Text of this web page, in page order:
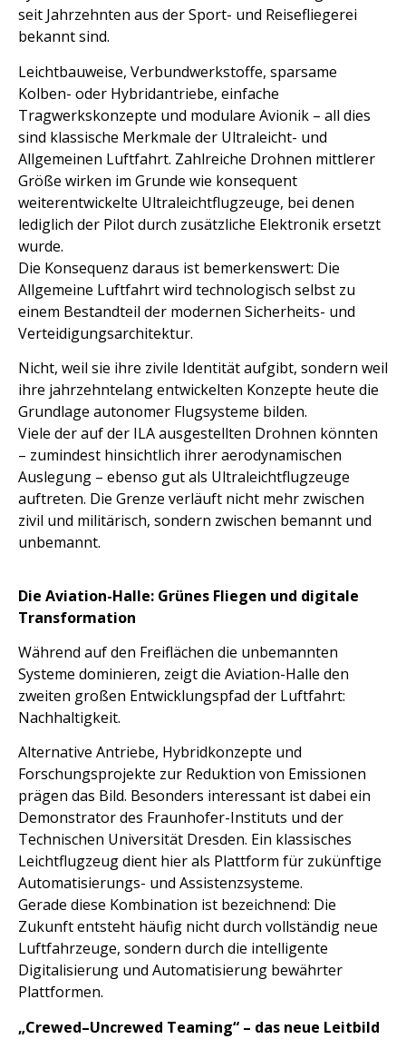
seit Jahrzehnten aus der Sport- und Reisefliegerei
bekannt sind.
Leichtbauweise, Verbundwerkstoffe, sparsame
Kolben- oder Hybridantriebe, einfache
Tragwerkskonzepte und modulare Avionik – all dies
sind klassische Merkmale der Ultraleicht- und
Allgemeinen Luftfahrt. Zahlreiche Drohnen mittlerer
Größe wirken im Grunde wie konsequent
weiterentwickelte Ultraleichtflugzeuge, bei denen
lediglich der Pilot durch zusätzliche Elektronik ersetzt
wurde.
Die Konsequenz daraus ist bemerkenswert: Die
Allgemeine Luftfahrt wird technologisch selbst zu
einem Bestandteil der modernen Sicherheits- und
Verteidigungsarchitektur.
Nicht, weil sie ihre zivile Identität aufgibt, sondern weil
ihre jahrzehntelang entwickelten Konzepte heute die
Grundlage autonomer Flugsysteme bilden.
Viele der auf der ILA ausgestellten Drohnen könnten
– zumindest hinsichtlich ihrer aerodynamischen
Auslegung – ebenso gut als Ultraleichtflugzeuge
auftreten. Die Grenze verläuft nicht mehr zwischen
zivil und militärisch, sondern zwischen bemannt und
unbemannt.
Die Aviation-Halle: Grünes Fliegen und digitale
Transformation
Während auf den Freiflächen die unbemannten
Systeme dominieren, zeigt die Aviation-Halle den
zweiten großen Entwicklungspfad der Luftfahrt:
Nachhaltigkeit.
Alternative Antriebe, Hybridkonzepte und
Forschungsprojekte zur Reduktion von Emissionen
prägen das Bild. Besonders interessant ist dabei ein
Demonstrator des Fraunhofer-Instituts und der
Technischen Universität Dresden. Ein klassisches
Leichtflugzeug dient hier als Plattform für zukünftige
Automatisierungs- und Assistenzsysteme.
Gerade diese Kombination ist bezeichnend: Die
Zukunft entsteht häufig nicht durch vollständig neue
Luftfahrzeuge, sondern durch die intelligente
Digitalisierung und Automatisierung bewährter
Plattformen.
„Crewed–Uncrewed Teaming“ – das neue Leitbild